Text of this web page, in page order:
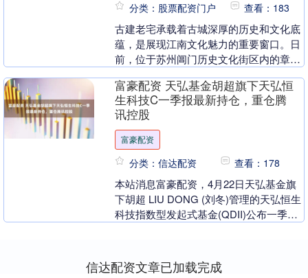
分类：股票配资门户 查看：183
古建老宅承载着古城深厚的历史和文化底
蕴，是展现江南文化魅力的重要窗口。日
前，位于苏州阊门历史文化街区内的章
完成修缮，保护区、....
富豪配资 天弘基金胡超旗下天弘恒
生科技C一季报最新持仓，重仓腾
讯控股
富豪配资
分类：信达配资 查看：178
本站消息富豪配资，4月22日天弘基金旗
下胡超 LIU DONG (刘冬)管理的天弘恒生
科技指数型发起式基金(QDII)公布一季
信达配资文章已加载完成